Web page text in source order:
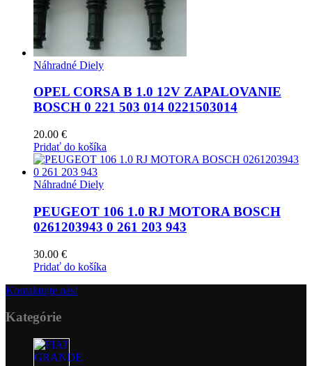
Náhradné Diely
OPEL CORSA B 1.0 12V ZAPALOVANIE
BOSCH 0 221 503 014 0221503014
20.00 €
Pridať do košíka
Náhradné Diely
PEUGEOT 106 1.0 RJ MOTORA BOSCH
0261203943 0 261 203 943
30.00 €
Pridať do košíka
Kontaktujte nás!
Kategórie